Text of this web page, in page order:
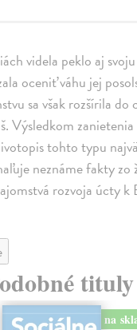
videla peklo aj
oceniť váhu jej
sa však rozšírila do
Výsledkom
tohto typu
neznáme fakty zo
rozvoja úcty k
tituly
na